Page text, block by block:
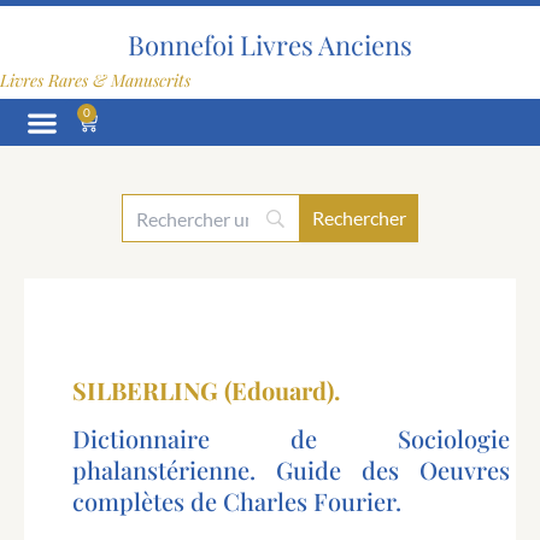
Aller
Bonnefoi Livres Anciens
Livres Rares & Manuscrits
0
Panier
SILBERLING (Edouard).
Dictionnaire de Sociologie
phalanstérienne. Guide des Oeuvres
complètes de Charles Fourier.